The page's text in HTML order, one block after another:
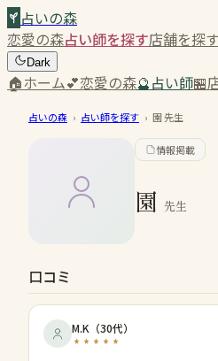
占いの森
恋愛の森占い師を探す店舗を探す
Dark
🏠ホーム💕恋愛の森🔮占い師🏪
占いの森 › 占い師を探す › 園先生
情報掲載
園 先生
口コミ
M.K （30代）